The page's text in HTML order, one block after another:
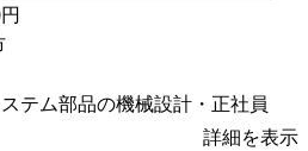
円
テム部品の機械設計・正社員
詳細を表示